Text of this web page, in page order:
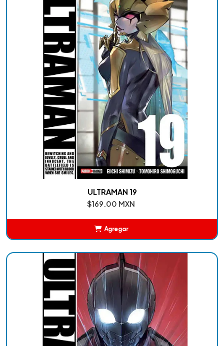
ULTRAMAN 19
$169.00 MXN
Agregar